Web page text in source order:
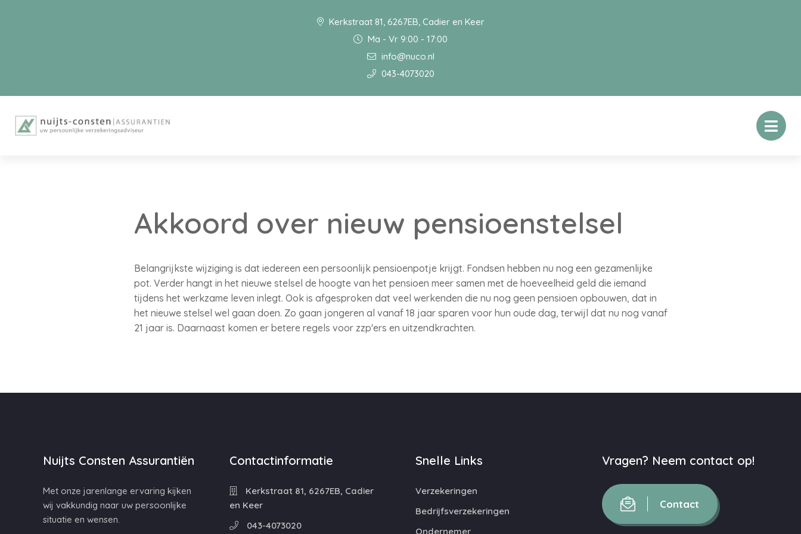
Kerkstraat 81, 6267EB, Cadier en Keer
Ma - Vr 9:00 - 17:00
info@nuco.nl
043-4073020
Akkoord over nieuw pensioenstelsel
Belangrijkste wijziging is dat iedereen een persoonlijk pensioenpotje krijgt. Fondsen hebben nu nog een gezamenlijke
pot. Verder hangt in het nieuwe stelsel de hoogte van het pensioen meer samen met de hoeveelheid geld die iemand
tijdens het werkzame leven inlegt. Ook is afgesproken dat veel werkenden die nu nog geen pensioen opbouwen, dat in
het nieuwe stelsel wel gaan doen. Zo gaan jongeren al vanaf 18 jaar sparen voor hun oude dag, terwijl dat nu nog vanaf
21 jaar is. Daarnaast komen er betere regels voor zzp'ers en uitzendkrachten.
Nuijts Consten Assurantiën
Met onze jarenlange ervaring kijken
wij vakkundig naar uw persoonlijke
situatie en wensen.
Contactinformatie
Kerkstraat 81, 6267EB, Cadier
en Keer
043-4073020
Snelle Links
Verzekeringen
Bedrijfsverzekeringen
Ondernemer
Vragen? Neem contact op!
Contact